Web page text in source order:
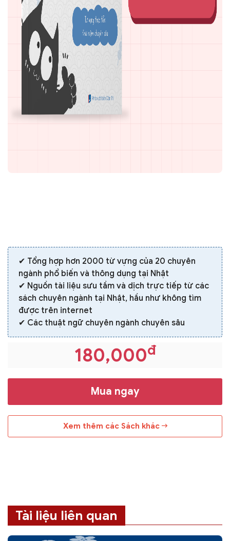
✔ Tổng hợp hơn 2000 từ vựng của 20 chuyên
ngành phổ biến và thông dụng tại Nhật
✔ Nguồn tài liệu sưu tầm và dịch trực tiếp từ các
sách chuyên ngành tại Nhật, hầu như không tìm
được trên internet
✔ Các thuật ngữ chuyên ngành chuyên sâu
180,000đ
Mua ngay
Xem thêm các Sách khác
Tài liệu liên quan